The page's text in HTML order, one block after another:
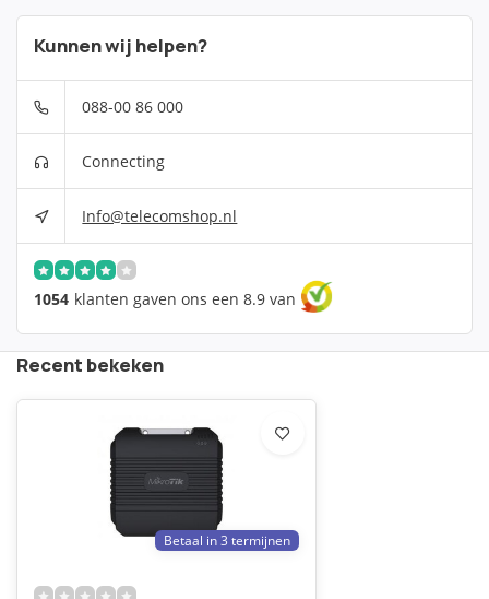
Kunnen wij helpen?
088-00 86 000
Connecting
Info@telecomshop.nl
1054 klanten gaven ons een 8.9 van
Recent bekeken
Betaal in 3 termijnen